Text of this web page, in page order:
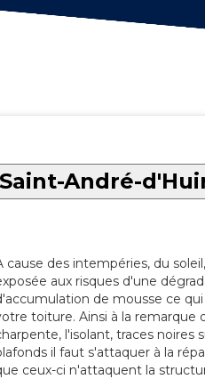
André-
cause des intempéries, du
aux risques d'une
de mousse ce
toiture. Ainsi à la remarque
l'isolant, traces noires
il faut s'attaquer à la
ceux-ci n'attaquent la